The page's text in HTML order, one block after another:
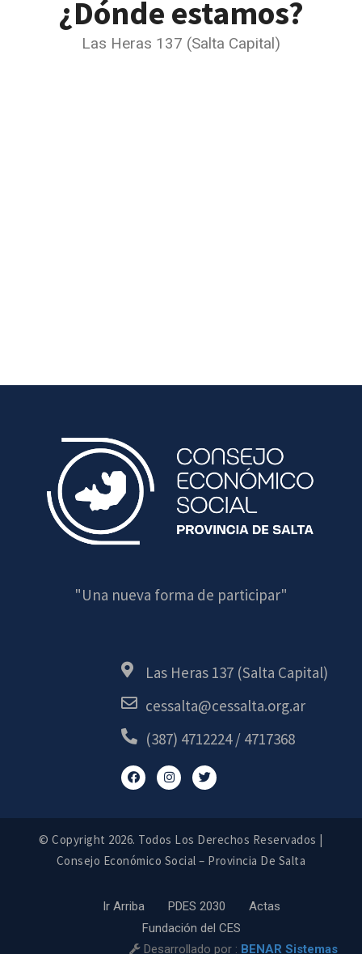
¿Dónde estamos?
Las Heras 137 (Salta Capital)
"Una nueva forma de participar"
Las Heras 137 (Salta Capital)
cessalta@cessalta.org.ar
(387) 4712224 / 4717368
© Copyright 2026. Todos Los Derechos Reservados |
Consejo Económico Social – Provincia De Salta
Ir Arriba PDES 2030
Actas
Fundación del CES
Desarrollado por : BENAR Sistemas